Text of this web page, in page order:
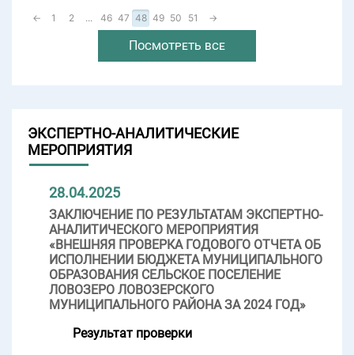
← 1 2 ... 46 47 48 49 50 51 →
Посмотреть все
ЭКСПЕРТНО-АНАЛИТИЧЕСКИЕ
МЕРОПРИЯТИЯ
28.04.2025
ЗАКЛЮЧЕНИЕ ПО РЕЗУЛЬТАТАМ ЭКСПЕРТНО-
АНАЛИТИЧЕСКОГО МЕРОПРИЯТИЯ
«ВНЕШНЯЯ ПРОВЕРКА ГОДОВОГО ОТЧЕТА ОБ
ИСПОЛНЕНИИ БЮДЖЕТА МУНИЦИПАЛЬНОГО
ОБРАЗОВАНИЯ СЕЛЬСКОЕ ПОСЕЛЕНИЕ
ЛОВОЗЕРО ЛОВОЗЕРСКОГО
МУНИЦИПАЛЬНОГО РАЙОНА ЗА 2024 ГОД»
Результат проверки